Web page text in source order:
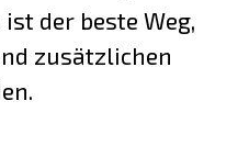
der beste Weg,
zusätzlichen